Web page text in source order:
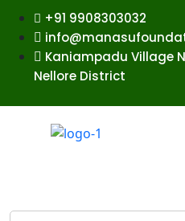
+91 9908303032
Kaniampadu Village
Nellore District